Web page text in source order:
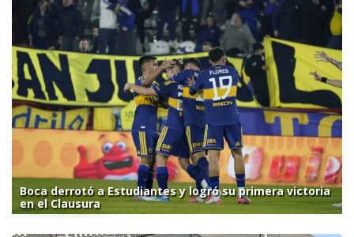
Boca derrotó a Estudiantes y logró su primera victoria
en el Clausura